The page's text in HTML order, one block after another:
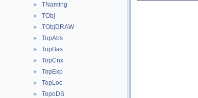
► TNaming
► TObj
► TObjDRAW
► TopAbs
► TopBas
► TopCnx
► TopExp
► TopLoc
► TopoDS